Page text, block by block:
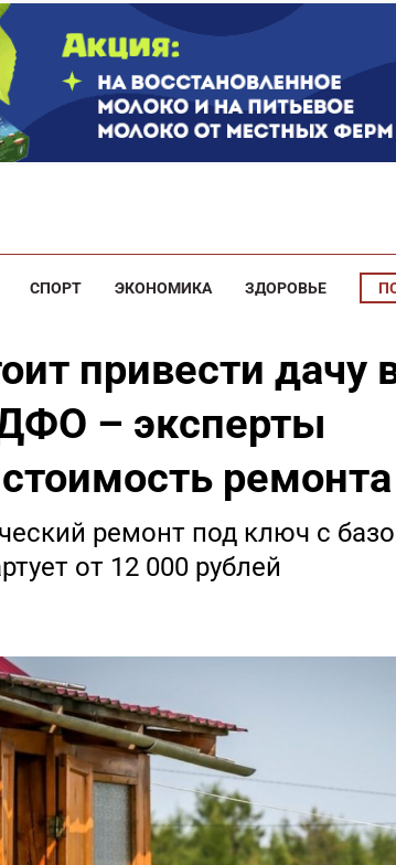
СПОРТ ЭКОНОМИКА ЗДОРОВЬЕ
привести дачу
– эксперты
ремонта
ремонт под ключ с
от 12 000 рублей